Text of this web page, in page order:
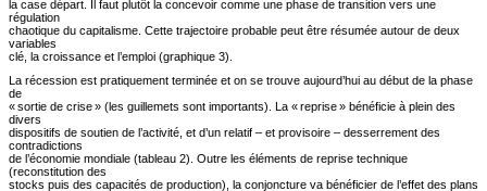
la case départ. Il faut plutôt la concevoir comme une phase de transition vers une
régulation
chaotique du capitalisme. Cette trajectoire probable peut être résumée autour de deux
variables
clé, la croissance et l’emploi (graphique 3).
La récession est pratiquement terminée et on se trouve aujourd’hui au début de la phase
de
« sortie de crise » (les guillemets sont importants). La « reprise » bénéficie à plein des
divers
dispositifs de soutien de l’activité, et d’un relatif – et provisoire – desserrement des
contradictions
de l’économie mondiale (tableau 2). Outre les éléments de reprise technique
(reconstitution des
stocks puis des capacités de production), la conjoncture va bénéficier de l’effet des plans